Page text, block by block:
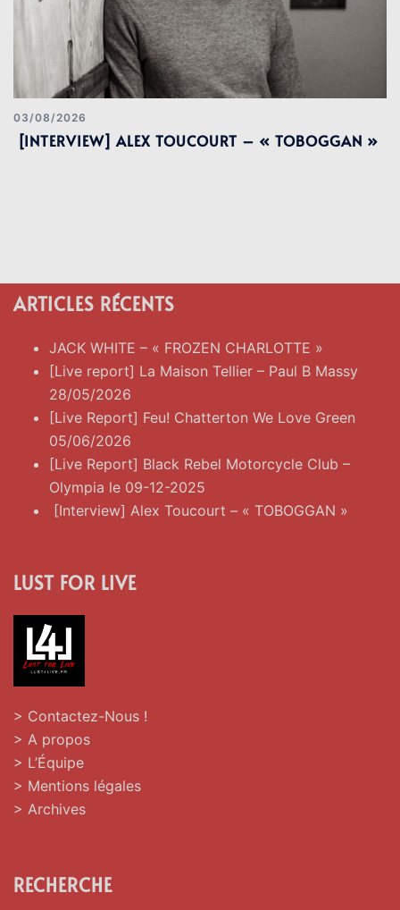
03/08/2026
[INTERVIEW] ALEX TOUCOURT – « TOBOGGAN »
ARTICLES RÉCENTS
JACK WHITE – « FROZEN CHARLOTTE »
[Live report] La Maison Tellier – Paul B Massy
28/05/2026
[Live Report] Feu! Chatterton We Love Green
05/06/2026
[Live Report] Black Rebel Motorcycle Club –
Olympia le 09-12-2025
[Interview] Alex Toucourt – « TOBOGGAN »
LUST FOR LIVE
> Contactez-Nous !
> A propos
> L’Équipe
> Mentions légales
> Archives
RECHERCHE